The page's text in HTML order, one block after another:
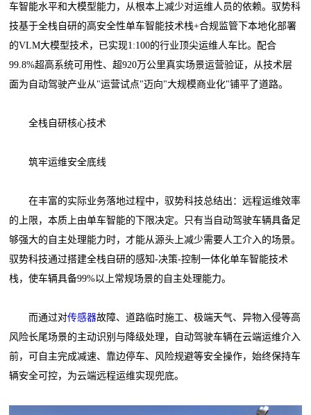
车智能水平和大模型能力，从根本上减少对运维人员的依赖。驭势科
技基于全栈自研的高安全性单车智能技术栈+合规监管下本地化部署
的VLM大模型技术，已实现1:100的行业顶尖运维人车比。配合
99.8%超高系统可用性、超920万公里真实场景运营验证，从技术层
面为自动驾驶产业从"运营试点"迈向"大规模商业化"铺平了道路。
全栈自研核心技术
筑牢运维安全底线
在丰富的实际业务落地过程中，驭势科技总结出：远程运维效率
的上限，本质上由单车智能的下限决定。只有当自动驾驶车辆具备足
够强大的自主处理能力时，才能从源头上减少需要人工介入的场景。
驭势科技通过搭建全栈自研的感知-决策-控制一体化单车智能技术
栈，使车辆具备99%以上常规场景的自主处理能力。
而通过对传感器故障、道路临时施工、极端天气、异物入侵等高
风险长尾场景的主动识别与降级处理，自动驾驶车辆在云端运维介入
前，可自主完成减速、靠边停车、风险规避等安全操作，始终保持车
辆安全可控，为云端远程运维实现兜底。